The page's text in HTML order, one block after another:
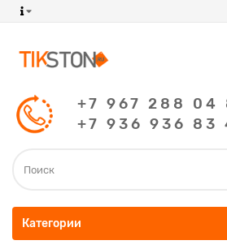
+7 967 288 04
+7 936 936 83
Категории